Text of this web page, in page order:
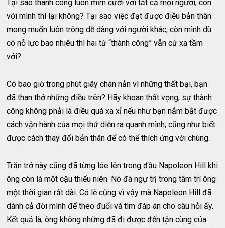
Tại sao thành công luôn mỉm cười với tất cả mọi người, còn
với mình thì lại không? Tại sao việc đạt được điều bản thân
mong muốn luôn trông dễ dàng với người khác, còn mình dù
có nỗ lực bao nhiêu thì hai từ “thành công” vẫn cứ xa tầm
với?
Có bao giờ trong phút giây chán nản vì những thất bại, bạn
đã than thở những điều trên? Hãy khoan thất vọng, sự thành
công không phải là điều quá xa xỉ nếu như bạn nắm bắt được
cách vận hành của mọi thứ diễn ra quanh mình, cũng như biết
được cách thay đổi bản thân để có thể thích ứng với chúng.
Trăn trở này cũng đã từng lóe lên trong đầu Napoleon Hill khi
ông còn là một cậu thiếu niên. Nó đã ngự trị trong tâm trí ông
một thời gian rất dài. Có lẽ cũng vì vậy mà Napoleon Hill đã
dành cả đời mình để theo đuổi và tìm đáp án cho câu hỏi ấy.
Kết quả là, ông không những đã đi được đến tận cùng của